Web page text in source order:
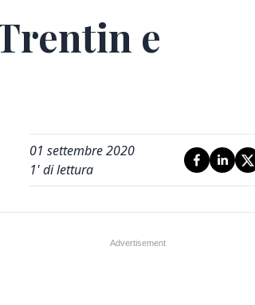
e
01 settembre 2020
1' di lettura